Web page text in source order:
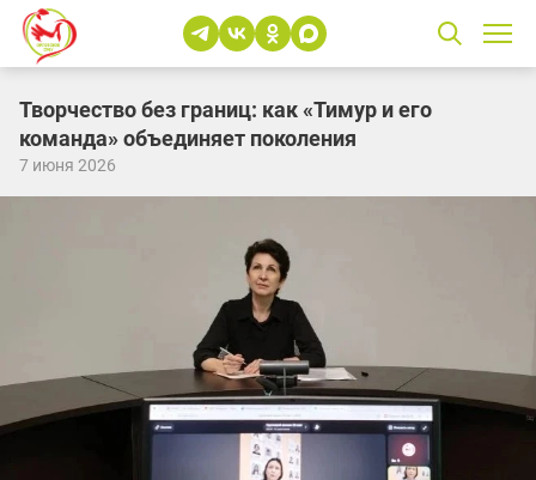
Творчество без границ: как «Тимур и его
команда» объединяет поколения
7 июня 2026